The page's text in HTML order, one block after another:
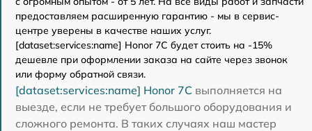
предоставляем расширенную гарантию - мы в сервис-
центре уверены в качестве наших услуг.
[dataset:services:name] Honor 7C будет стоить на -15%
дешевле при оформлении заказа на сайте через звонок
или форму обратной связи.
[dataset:services:name] Honor 7C выполняется на
выезде, если не требует большого оборудования и
сложного ремонта. В таких случаях наш мастер